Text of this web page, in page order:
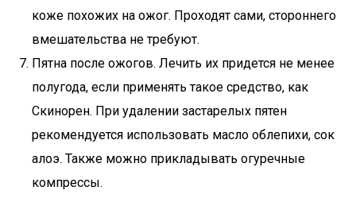
коже похожих на ожог. Проходят сами, стороннего
вмешательства не требуют.
Пятна после ожогов. Лечить их придется не менее
полугода, если применять такое средство, как
Скинорен. При удалении застарелых пятен
рекомендуется использовать масло облепихи, сок
алоэ. Также можно прикладывать огуречные
компрессы.